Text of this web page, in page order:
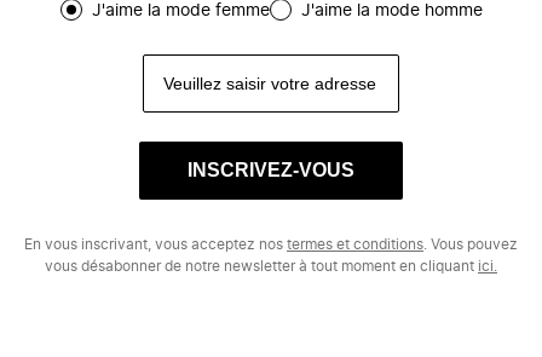
J'aime la mode femme J'aime la mode homme
INSCRIVEZ-VOUS
En vous inscrivant, vous acceptez nos termes et conditions . Vous pouvez
vous désabonner de notre newsletter à tout moment en cliquant ici.